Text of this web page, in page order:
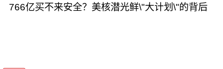
766亿买不来安全？美核潜光鲜\"大计划\"的背后